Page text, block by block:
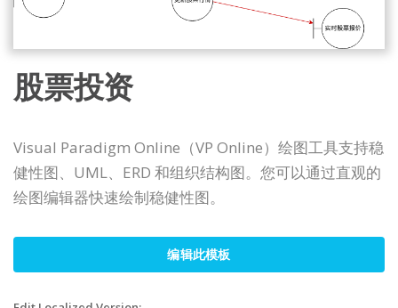
股票投资
Visual Paradigm Online（VP Online）绘图工具支持稳
健性图、UML、ERD 和组织结构图。您可以通过直观的
绘图编辑器快速绘制稳健性图。
编辑此模板